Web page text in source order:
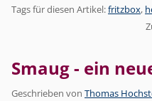
Tags für diesen Artikel:fritzbox,
Smaug - ein
Geschrieben von Thomas